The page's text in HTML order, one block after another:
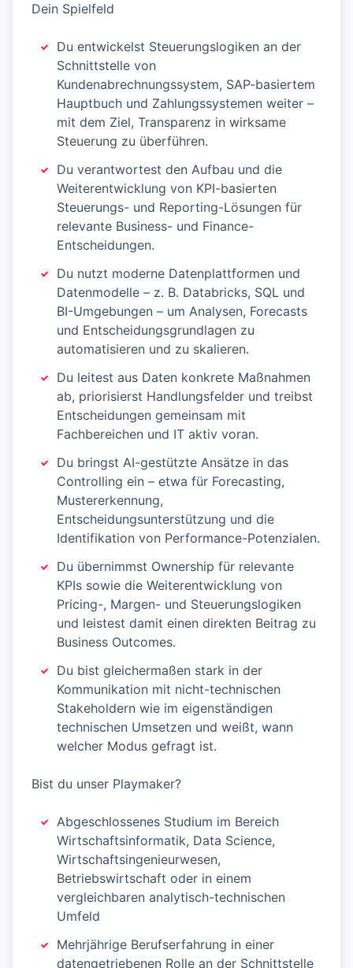
Dein Spielfeld
Du entwickelst Steuerungslogiken an der
Schnittstelle von
Kundenabrechnungssystem, SAP-basiertem
Hauptbuch und Zahlungssystemen weiter –
mit dem Ziel, Transparenz in wirksame
Steuerung zu überführen.
Du verantwortest den Aufbau und die
Weiterentwicklung von KPI-basierten
Steuerungs- und Reporting-Lösungen für
relevante Business- und Finance-
Entscheidungen.
Du nutzt moderne Datenplattformen und
Datenmodelle – z. B. Databricks, SQL und
BI-Umgebungen – um Analysen, Forecasts
und Entscheidungsgrundlagen zu
automatisieren und zu skalieren.
Du leitest aus Daten konkrete Maßnahmen
ab, priorisierst Handlungsfelder und treibst
Entscheidungen gemeinsam mit
Fachbereichen und IT aktiv voran.
Du bringst AI-gestützte Ansätze in das
Controlling ein – etwa für Forecasting,
Mustererkennung,
Entscheidungsunterstützung und die
Identifikation von Performance-Potenzialen.
Du übernimmst Ownership für relevante
KPIs sowie die Weiterentwicklung von
Pricing-, Margen- und Steuerungslogiken
und leistest damit einen direkten Beitrag zu
Business Outcomes.
Du bist gleichermaßen stark in der
Kommunikation mit nicht-technischen
Stakeholdern wie im eigenständigen
technischen Umsetzen und weißt, wann
welcher Modus gefragt ist.
Bist du unser Playmaker?
Abgeschlossenes Studium im Bereich
Wirtschaftsinformatik, Data Science,
Wirtschaftsingenieurwesen,
Betriebswirtschaft oder in einem
vergleichbaren analytisch-technischen
Umfeld
Mehrjährige Berufserfahrung in einer
datengetriebenen Rolle an der Schnittstelle